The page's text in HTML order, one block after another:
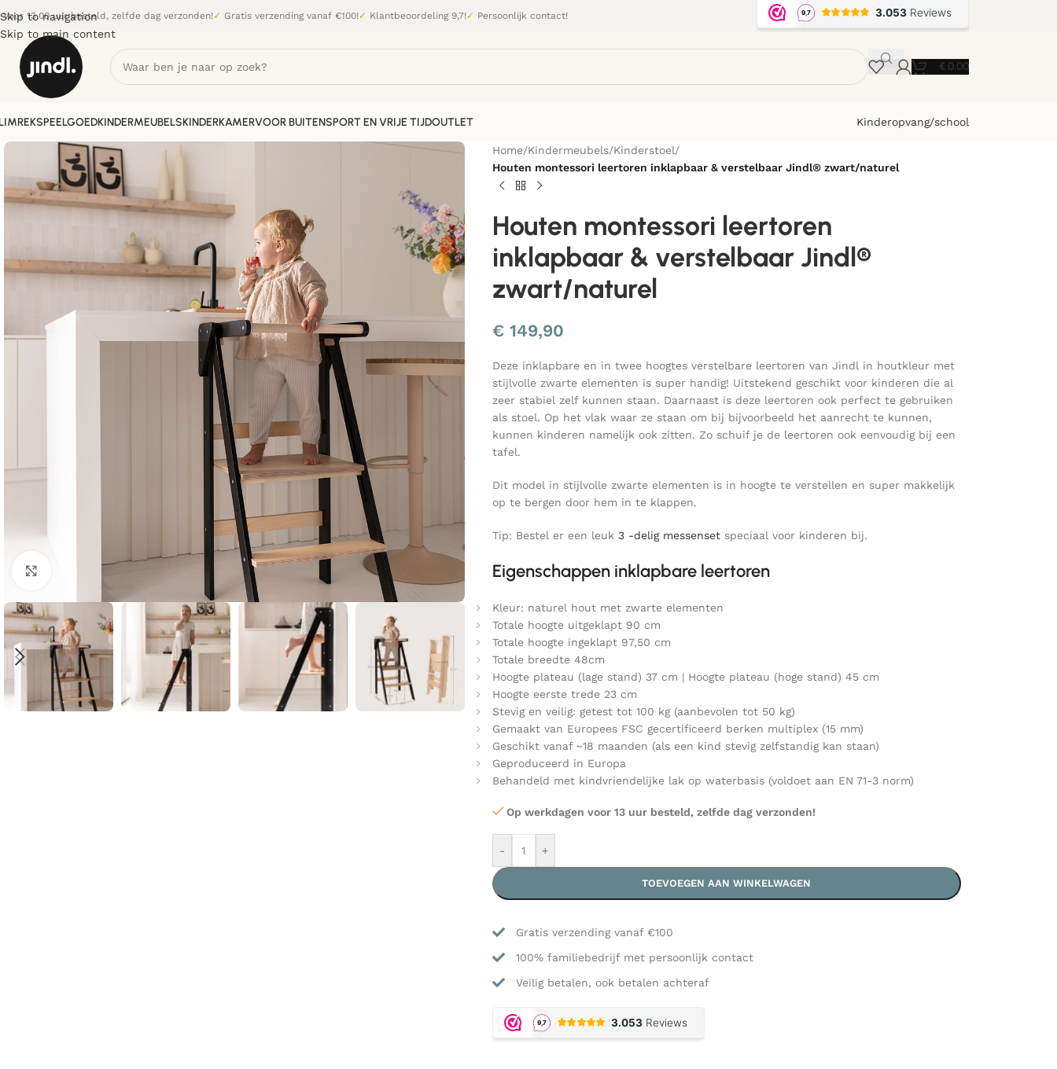
Skip to navigation
Skip to main content
Voor 13.00 uur besteld, zelfde dag verzonden!✓ Gratis verzending vanaf €100!✓ Klantbeoordeling 9,7!✓ Persoonlijk contact!
€ 0,00
SPEELGOEDKINDERMEUBELSKINDERKAMERVOOR BUITENSPORT EN VRIJE TIJDOUTLET Kinderopvang/school
Home/Kindermeubels/Kinderstoel/
Houten montessori leertoren inklapbaar & verstelbaar Jindl® zwart/naturel
Houten montessori leertoren
inklapbaar & verstelbaar Jindl®
zwart/naturel
€149,90
Deze inklapbare en in twee hoogtes verstelbare leertoren van Jindl in houtkleur met
stijlvolle zwarte elementen is super handig! Uitstekend geschikt voor kinderen die al
zeer stabiel zelf kunnen staan. Daarnaast is deze leertoren ook perfect te gebruiken
als stoel. Op het vlak waar ze staan om bij bijvoorbeeld het aanrecht te kunnen,
kunnen kinderen namelijk ook zitten. Zo schuif je de leertoren ook eenvoudig bij een
tafel.
Dit model in stijlvolle zwarte elementen is in hoogte te verstellen en super makkelijk
op te bergen door hem in te klappen.
Tip: Bestel er een leuk 3 -delig messensetspeciaal voor kinderen bij.
Eigenschappen inklapbare leertoren
Kleur: naturel hout met zwarte elementen
Totale hoogte uitgeklapt 90 cm
Totale hoogte ingeklapt 97,50 cm
Totale breedte 48cm
Hoogte plateau (lage stand) 37 cm | Hoogte plateau (hoge stand) 45 cm
Hoogte eerste trede 23 cm
Stevig en veilig: getest tot 100 kg (aanbevolen tot 50 kg)
Gemaakt van Europees FSC gecertificeerd berken multiplex (15 mm)
Geschikt vanaf ~18 maanden (als een kind stevig zelfstandig kan staan)
Geproduceerd in Europa
Behandeld met kindvriendelijke lak op waterbasis (voldoet aan EN 71-3 norm)
Op werkdagen voor 13 uur besteld, zelfde dag verzonden!
- +
TOEVOEGEN AAN WINKELWAGEN
Gratis verzending vanaf €100
100% familiebedrijf met persoonlijk contact
Veilig betalen, ook betalen achteraf